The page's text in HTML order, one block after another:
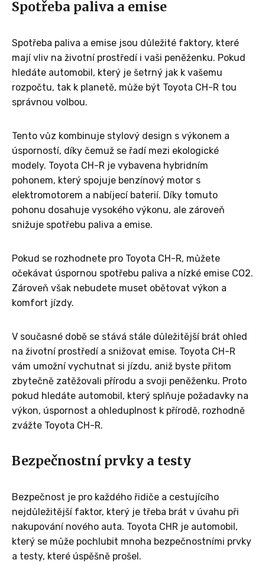
Spotřeba paliva a emise
Spotřeba paliva a emise jsou důležité faktory, které
mají vliv na životní prostředí i vaši peněženku. Pokud
hledáte automobil, který je šetrný jak k vašemu
rozpočtu, tak k planetě, může být Toyota CH-R tou
správnou volbou.
Tento vůz kombinuje stylový design s výkonem a
úsporností, díky čemuž se řadí mezi ekologické
modely. Toyota CH-R je vybavena hybridním
pohonem, který spojuje benzínový motor s
elektromotorem a nabíjecí baterií. Díky tomuto
pohonu dosahuje vysokého výkonu, ale zároveň
snižuje spotřebu paliva a emise.
Pokud se rozhodnete pro Toyota CH-R, můžete
očekávat úspornou spotřebu paliva a nízké emise CO2.
Zároveň však nebudete muset obětovat výkon a
komfort jízdy.
V současné době se stává stále důležitější brát ohled
na životní prostředí a snižovat emise. Toyota CH-R
vám umožní vychutnat si jízdu, aniž byste přitom
zbytečně zatěžovali přírodu a svoji peněženku. Proto
pokud hledáte automobil, který splňuje požadavky na
výkon, úspornost a ohleduplnost k přírodě, rozhodně
zvážte Toyota CH-R.
Bezpečnostní prvky a testy
Bezpečnost je pro každého řidiče a cestujícího
nejdůležitější faktor, který je třeba brát v úvahu při
nakupování nového auta. Toyota CHR je automobil,
který se může pochlubit mnoha bezpečnostními prvky
a testy, které úspěšně prošel.